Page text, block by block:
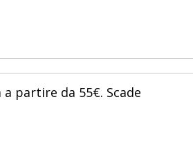
partire da 55€. Scade